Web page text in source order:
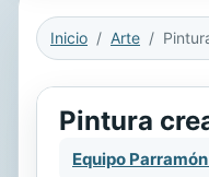
Inicio Arte
Pintura
Equipo